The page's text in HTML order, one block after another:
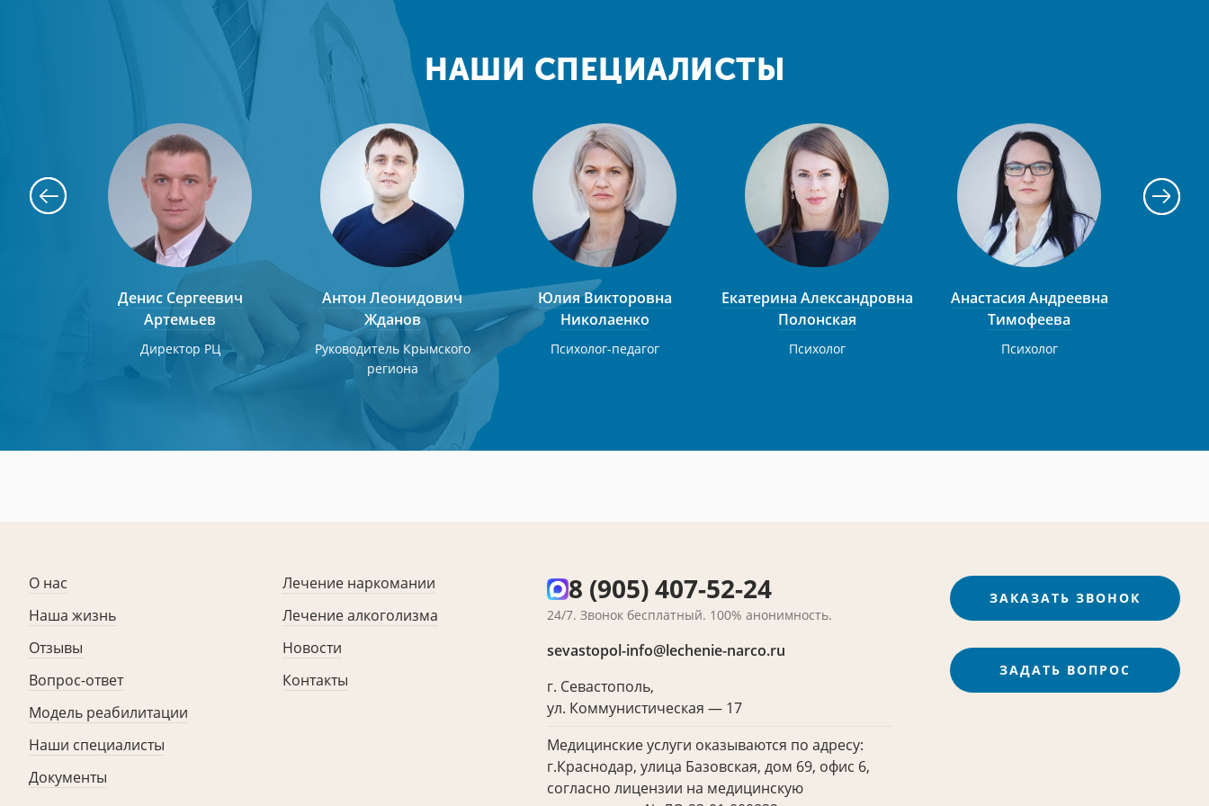
НАШИ СПЕЦИАЛИСТЫ
Денис Сергеевич
Артемьев
Директор РЦ
Антон Леонидович
Жданов
Руководитель Крымского
региона
Юлия Викторовна
Николаенко
Психолог-педагог
Екатерина Александровна
Полонская
Психолог
Анастасия Андреевна
Тимофеева
Психолог
О нас
Наша жизнь
Отзывы
Вопрос-ответ
Модель реабилитации
Наши специалисты
Документы
Лечение наркомании
Лечение алкоголизма
Новости
Контакты
8 (905) 407-52-24
24/7. Звонок бесплатный. 100% анонимность.
sevastopol-info@lechenie-narco.ru
г. Севастополь,
ул. Коммунистическая — 17
Медицинские услуги оказываются по адресу:
г.Краснодар, улица Базовская, дом 69, офис 6,
согласно лицензии на медицинскую
ЗАКАЗАТЬ ЗВОНОК
ЗАДАТЬ ВОПРОС